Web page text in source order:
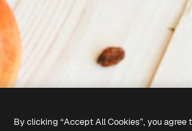
By clicking “Accept All Cookies”, you